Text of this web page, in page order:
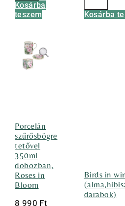
Kosárba
teszem
Kosárba
Porcelán
szűrősbögre
tetővel
350ml
dobozban,
Roses in
Bloom
8 990 Ft
Birds in
darabok)